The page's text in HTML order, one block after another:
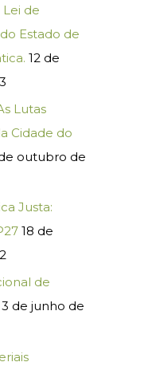
Lei de
Estado de
12 de
Lutas
Cidade do
outubro de
Justa:
18 de
de
3 de junho de